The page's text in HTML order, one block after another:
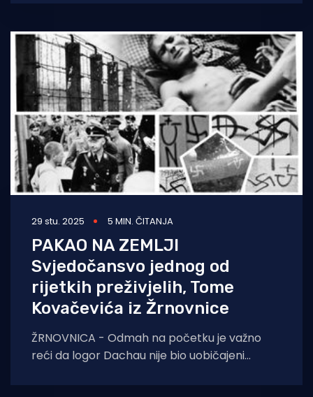
kao vodeći stručnjak za
29 stu. 2025 5 MIN. ČITANJA
PAKAO NA ZEMLJI
Svjedočansvo jednog od
rijetkih preživjelih, Tome
Kovačevića iz Žrnovnice
ŽRNOVNICA - Odmah na početku je važno
reći da logor Dachau nije bio uobičajeni